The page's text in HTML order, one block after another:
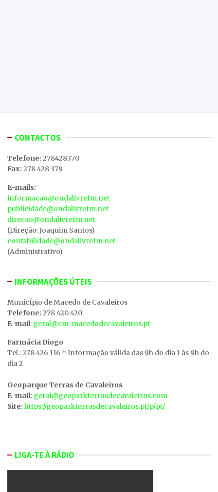
CONTACTOS
Telefone: 278428370
Fax: 278 428 379
E-mails:
informacao@ondalivrefm.net
publicidade@ondalivrefm.net
direcao@ondalivrefm.net
(Direção: Joaquim Santos)
contabilidade@ondalivrefm.net
(Administrativo)
INFORMAÇÕES ÚTEIS
MunicÍpio de Macedo de Cavaleiros
Telefone: 278 420 420
E-mail: geral@cm-macedodecavaleiros.pt
Farmácia Diogo
Tel.: 278 426 116 * Informação válida das 9h do dia 1 às 9h do
dia 2
Geoparque Terras de Cavaleiros
E-mail: geral@geoparkterrasdecavaleiros.com
Site: https://geoparkterrasdecavaleiros.pt/p/pt/
LIGA-TE À RÁDIO